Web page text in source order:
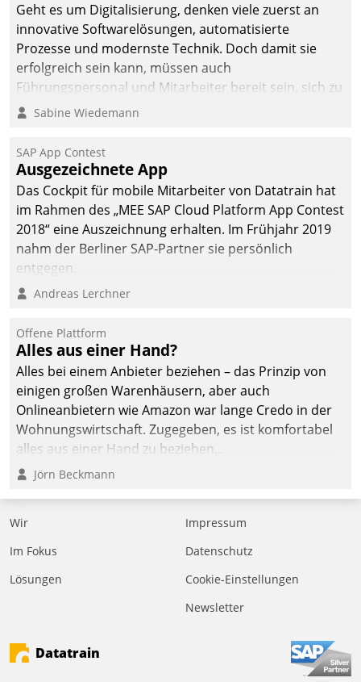
Geht es um Digitalisierung, denken viele zuerst an
innovative Softwarelösungen, automatisierte
Prozesse und modernste Technik. Doch damit sie
erfolgreich sein kann, müssen auch
Führungspersonal und Mitarbeiter bereit sein, sich zu
verändern und anzupassen, sonst werden sie an ihr
Sabine Wiedemann
SAP App Contest
Ausgezeichnete App
Das Cockpit für mobile Mitarbeiter von Datatrain hat
im Rahmen des „MEE SAP Cloud Platform App Contest
2018“ eine Auszeichnung erhalten. Im Frühjahr 2019
nahm der Berliner SAP-Partner sie persönlich
entgegen.
Andreas Lerchner
Offene Plattform
Alles aus einer Hand?
Alles bei einem Anbieter beziehen – das Prinzip von
einigen großen Warenhäusern, aber auch
Onlineanbietern wie Amazon war lange Credo in der
Wohnungswirtschaft. Zugegeben, es ist komfortabel
alles aus einer Hand zu beziehen...
Jörn Beckmann
Wir
Im Fokus
Lösungen
Impressum
Datenschutz
Cookie-Einstellungen
Newsletter
Datatrain